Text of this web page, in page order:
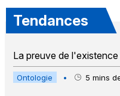
Tendances
La preuve de
Ontologie • 5 mins